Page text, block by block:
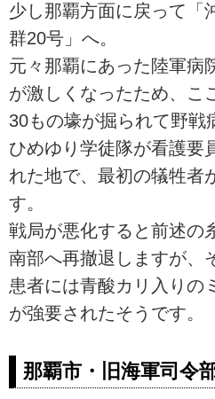
少し那覇方面に戻って「
群20号」へ。
元々那覇にあった陸軍病
が激しくなったため、こ
30もの壕が掘られて野戦
ひめゆり学徒隊が看護要
れた地で、最初の犠牲者
す。
戦局が悪化すると前述の
南部へ再撤退しますが、
患者には青酸カリ入りの
が強要されたそうです。
那覇市・旧海軍司令